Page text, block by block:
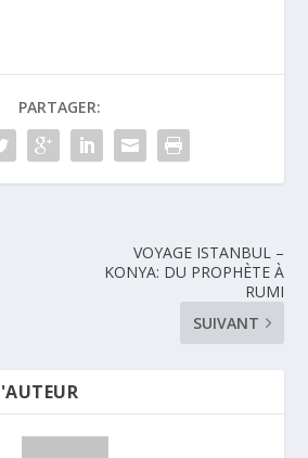
PARTAGER:
VOYAGE ISTANBUL –
KONYA: DU PROPHÈTE À
RUMI
SUIVANT